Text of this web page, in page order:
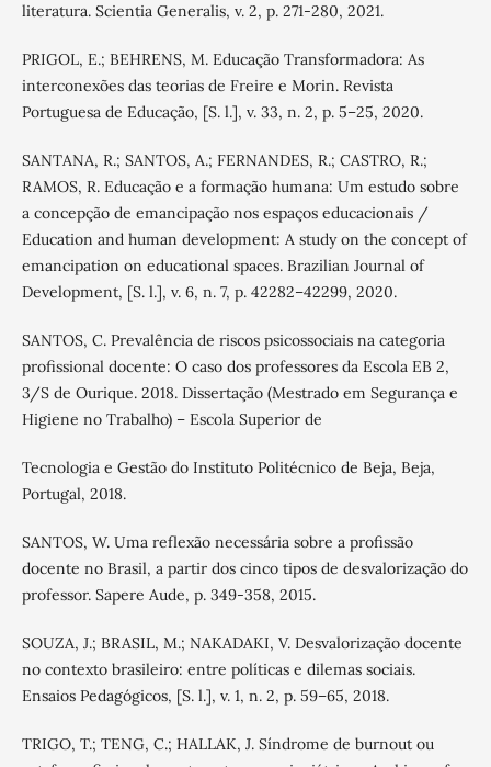
literatura. Scientia Generalis, v. 2, p. 271-280, 2021.
PRIGOL, E.; BEHRENS, M. Educação Transformadora: As
interconexões das teorias de Freire e Morin. Revista
Portuguesa de Educação, [S. l.], v. 33, n. 2, p. 5–25, 2020.
SANTANA, R.; SANTOS, A.; FERNANDES, R.; CASTRO, R.;
RAMOS, R. Educação e a formação humana: Um estudo sobre
a concepção de emancipação nos espaços educacionais /
Education and human development: A study on the concept of
emancipation on educational spaces. Brazilian Journal of
Development, [S. l.], v. 6, n. 7, p. 42282–42299, 2020.
SANTOS, C. Prevalência de riscos psicossociais na categoria
profissional docente: O caso dos professores da Escola EB 2,
3/S de Ourique. 2018. Dissertação (Mestrado em Segurança e
Higiene no Trabalho) – Escola Superior de
Tecnologia e Gestão do Instituto Politécnico de Beja, Beja,
Portugal, 2018.
SANTOS, W. Uma reflexão necessária sobre a profissão
docente no Brasil, a partir dos cinco tipos de desvalorização do
professor. Sapere Aude, p. 349-358, 2015.
SOUZA, J.; BRASIL, M.; NAKADAKI, V. Desvalorização docente
no contexto brasileiro: entre políticas e dilemas sociais.
Ensaios Pedagógicos, [S. l.], v. 1, n. 2, p. 59–65, 2018.
TRIGO, T.; TENG, C.; HALLAK, J. Síndrome de burnout ou